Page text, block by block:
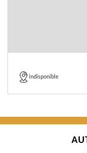
indisponible